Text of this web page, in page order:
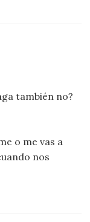
también no?
o me vas a
nos